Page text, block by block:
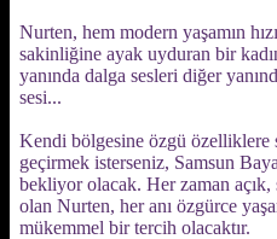
Nurten, hem modern yaşamın
sakinliğine ayak uyduran bir
yanında dalga sesleri diğer
sesi...
Kendi bölgesine özgü
geçirmek isterseniz, Samsun
bekliyor olacak. Her zaman
olan Nurten, her anı özgürce
mükemmel bir tercih olacaktır.